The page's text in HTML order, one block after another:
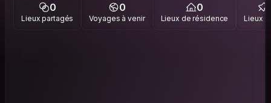
0
Lieux partagés
0
Voyages à venir
0
Lieux de résidence Lieux